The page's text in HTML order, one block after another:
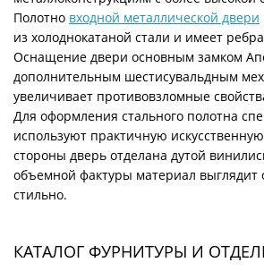
Полотно входной металлической двери
из холоднокатаной стали и имеет
Оснащение двери основным замком
дополнительным шестисувальдным
увеличивает противовзломные
Для оформления стального полотна
используют практичную
стороны дверь отделана дутой
объемной фактуры материал выглядит
стильно.
КАТАЛОГ ФУРНИТУРЫ И